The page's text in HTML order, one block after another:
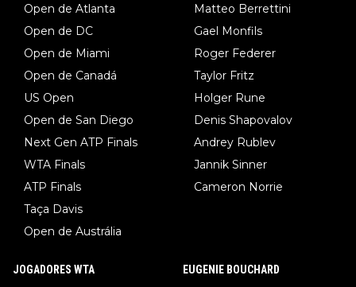
Open de Atlanta
Open de DC
Open de Miami
Open de Canadá
US Open
Open de San Diego
Next Gen ATP Finals
WTA Finals
ATP Finals
Taça Davis
Open de Austrália
Matteo Berrettini
Gael Monfils
Roger Federer
Taylor Fritz
Holger Rune
Denis Shapovalov
Andrey Rublev
Jannik Sinner
Cameron Norrie
JOGADORES WTA EUGENIE BOUCHARD